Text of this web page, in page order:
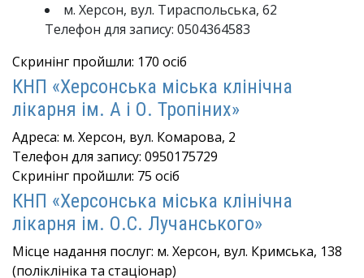
м. Херсон, вул. Тираспольська, 62
Телефон для запису: 0504364583
Скринінг пройшли: 170 осіб
КНП «Херсонська міська клінічна
лікарня ім. А і О. Тропіних»
Адреса: м. Херсон, вул. Комарова, 2
Телефон для запису: 0950175729
Скринінг пройшли: 75 осіб
КНП «Херсонська міська клінічна
лікарня ім. О.С. Лучанського»
Місце надання послуг: м. Херсон, вул. Кримська, 138
(поліклініка та стаціонар)